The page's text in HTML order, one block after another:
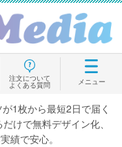
注文について
よくある質問 メニュー
1枚から最短2日で届く
けで無料デザイン化、
績で安心。